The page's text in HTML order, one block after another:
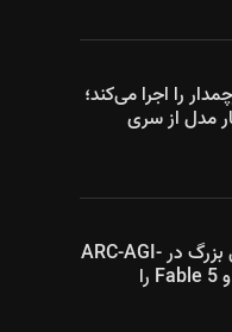
راهبرد ۸ پرچمدار را اجرا می‌کند؛
مدل از سری
کلاد Opus 5 با جهشی بزرگ در ARC-AGI-
3 رکورد GPT-5.6 Sol و Fable 5 را